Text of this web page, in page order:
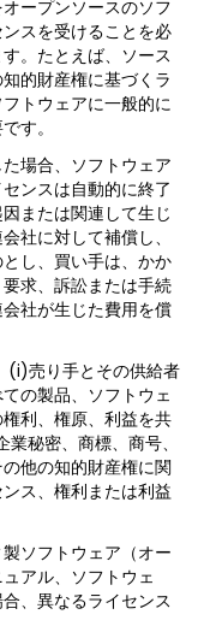
ープンソースのソフ
スを受けることを必
。たとえば、ソース
的財産権に基づくラ
トウェアに一般的に
す。
場合、ソフトウェア
ンスは自動的に終了
または関連して生じ
社に対して補償し、
し、買い手は、かか
求、訴訟または手続
社が生じた費用を償
(i)売り手とその供給者
の製品、ソフトウェ
利、権原、利益を共
秘密、商標、商号、
他の知的財産権に関
ス、権利または利益
ソフトウェア（オー
アル、ソフトウェ
、異なるライセンス